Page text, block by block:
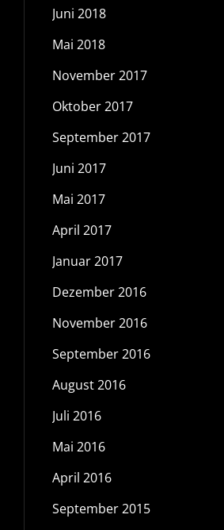
Juni 2018
Mai 2018
November 2017
Oktober 2017
September 2017
Juni 2017
Mai 2017
April 2017
Januar 2017
Dezember 2016
November 2016
September 2016
August 2016
Juli 2016
Mai 2016
April 2016
September 2015